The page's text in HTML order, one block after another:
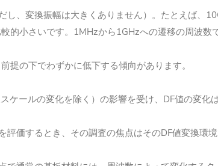
、変換振幅は大きくありません）。たとえば、
的小さいです。 1MHzから1GHzへの遷移の周波数
提の下でわずかに低下する傾向があります。
ールの変化を除く）の影響を受け、DF値の変化
価するとき、その調査の焦点はそのDF値変換環境